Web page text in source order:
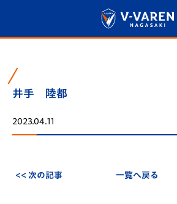
井手 陸都
2023.04.11
<< 次の記事 一覧へ戻る